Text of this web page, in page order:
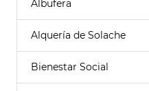
Albufera
Alquería de Solache
Bienestar Social